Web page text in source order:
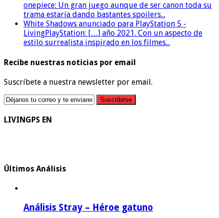
onepiece: Un gran juego aunque de ser canon toda su
trama estaría dando bastantes spoilers...
White Shadows anunciado para PlayStation 5 -
LivingPlayStation: […] año 2021. Con un aspecto de
estilo surrealista inspirado en los filmes...
Recibe nuestras noticias por email
Suscríbete a nuestra newsletter por email.
LIVINGPS EN
Últimos Análisis
Análisis Stray – Héroe gatuno